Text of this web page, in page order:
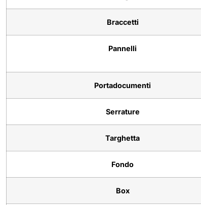
Braccetti
Pannelli
Portadocumenti
Serrature
Targhetta
Fondo
Box